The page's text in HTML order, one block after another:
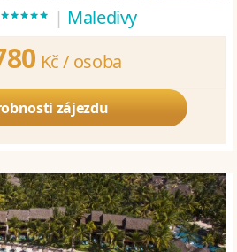
***** | Maledivy
Kč / osoba
zájezdu